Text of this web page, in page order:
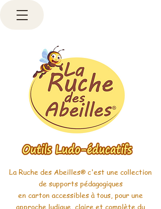
La Ruche des Abeilles® c'est une collection
de supports pédagogiques
en carton accessibles à tous, pour une
approche ludique, claire et complète du